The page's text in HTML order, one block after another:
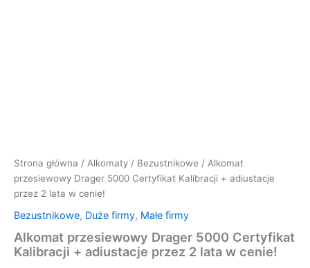
Strona główna / Alkomaty / Bezustnikowe / Alkomat
przesiewowy Drager 5000 Certyfikat Kalibracji + adiustacje
przez 2 lata w cenie!
Bezustnikowe, Duże firmy, Małe firmy
Alkomat przesiewowy Drager 5000 Certyfikat
Kalibracji + adiustacje przez 2 lata w cenie!